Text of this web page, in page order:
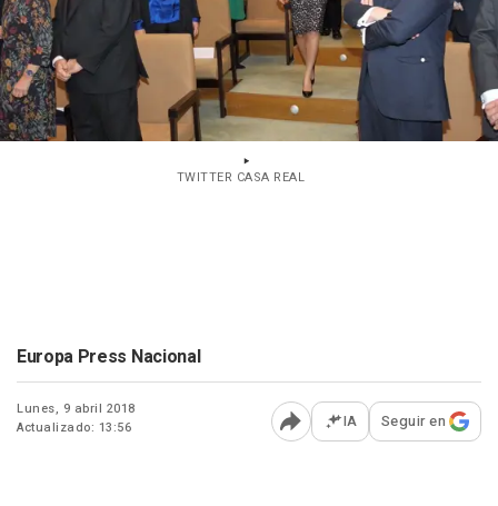
TWITTER CASA REAL
Europa Press Nacional
Lunes, 9 abril 2018
Actualizado: 13:56
Abrir opciones para
IA Seguir en